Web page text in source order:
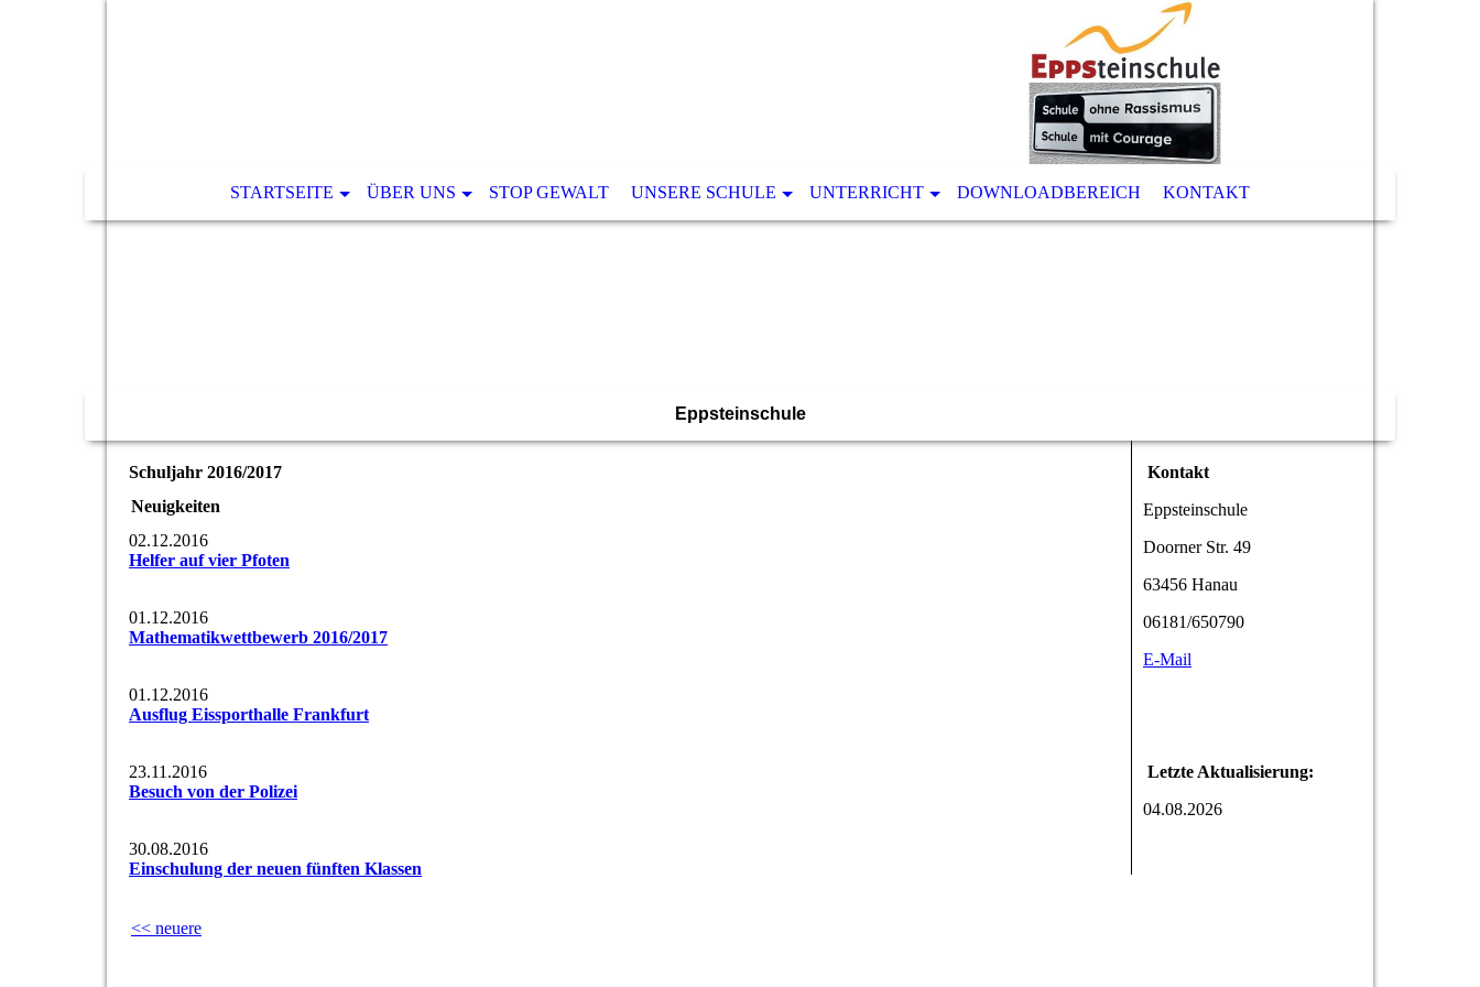
STARTSEITE ÜBER UNS STOP GEWALT UNSERE SCHULE UNTERRICHT DOWNLOADBEREICH KONTAKT
Eppsteinschule
Schuljahr 2016/2017
Neuigkeiten
02.12.2016
Helfer auf vier Pfoten
01.12.2016
Mathematikwettbewerb 2016/2017
01.12.2016
Ausflug Eissporthalle Frankfurt
23.11.2016
Besuch von der Polizei
30.08.2016
Einschulung der neuen fünften Klassen
<< neuere
Kontakt
Eppsteinschule
Doorner Str. 49
63456 Hanau
06181/650790
E-Mail
Letzte Aktualisierung:
04.08.2026